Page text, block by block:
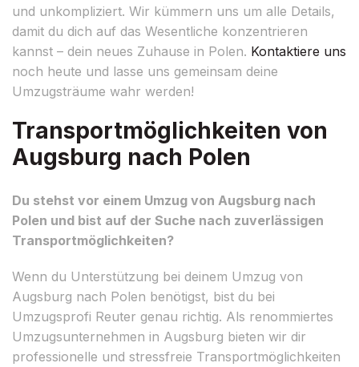
und unkompliziert. Wir kümmern uns um alle Details,
damit du dich auf das Wesentliche konzentrieren
kannst – dein neues Zuhause in Polen. Kontaktiere uns
noch heute und lasse uns gemeinsam deine
Umzugsträume wahr werden!
Transportmöglichkeiten von
Augsburg nach Polen
Du stehst vor einem Umzug von Augsburg nach
Polen und bist auf der Suche nach zuverlässigen
Transportmöglichkeiten?
Wenn du Unterstützung bei deinem Umzug von
Augsburg nach Polen benötigst, bist du bei
Umzugsprofi Reuter genau richtig. Als renommiertes
Umzugsunternehmen in Augsburg bieten wir dir
professionelle und stressfreie Transportmöglichkeiten